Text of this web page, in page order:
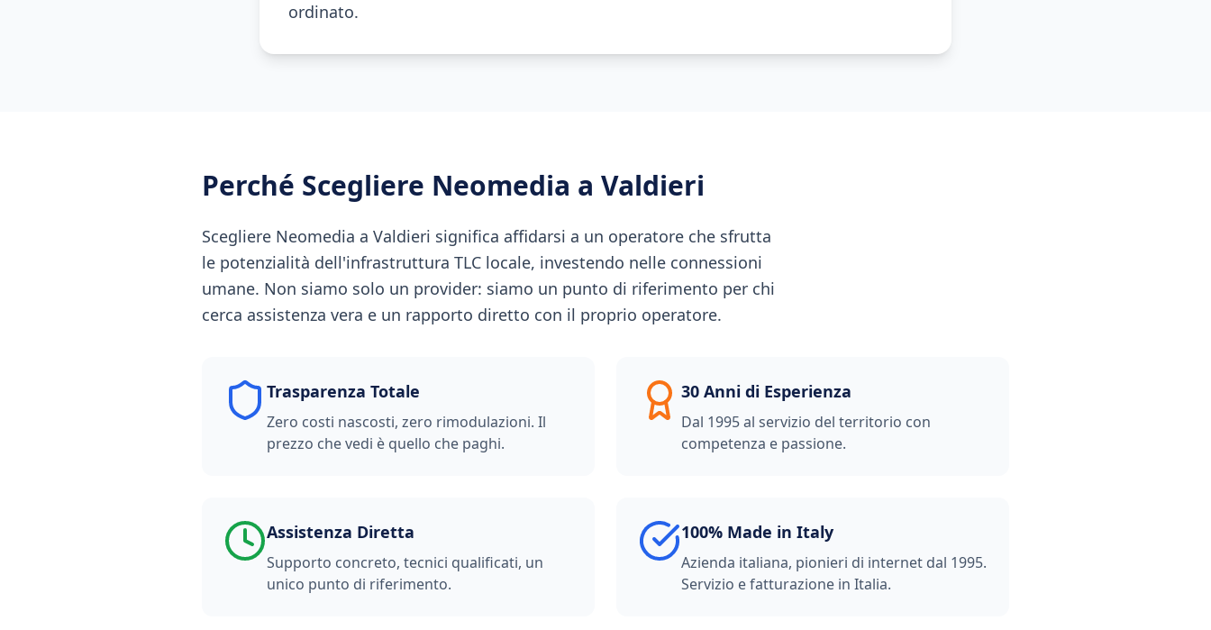
ordinato.
Perché Scegliere Neomedia a Valdieri
Scegliere Neomedia a Valdieri significa affidarsi a un operatore che sfrutta
le potenzialità dell'infrastruttura TLC locale, investendo nelle connessioni
umane. Non siamo solo un provider: siamo un punto di riferimento per chi
cerca assistenza vera e un rapporto diretto con il proprio operatore.
Trasparenza Totale
Zero costi nascosti, zero rimodulazioni. Il
prezzo che vedi è quello che paghi.
30 Anni di Esperienza
Dal 1995 al servizio del territorio con
competenza e passione.
Assistenza Diretta
Supporto concreto, tecnici qualificati, un
unico punto di riferimento.
100% Made in Italy
Azienda italiana, pionieri di internet dal 1995.
Servizio e fatturazione in Italia.